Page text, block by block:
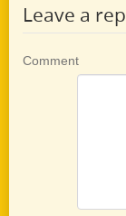
Leave a
Comment